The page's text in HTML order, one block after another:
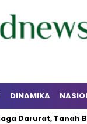
DINAMIKA
Darurat, Tanah